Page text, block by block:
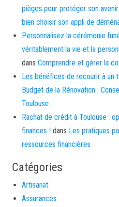
pièges pour protéger son
bien choisir son appli de
Personnalisez la cérémonie
véritablement la vie et la
dans Comprendre et gérer la
Les bénéfices de recourir à un
Budget de la Rénovation :
Toulouse
Rachat de crédit à Toulouse :
finances ! dans Les pratiques
ressources financières
Catégories
Artisanat
Assurances